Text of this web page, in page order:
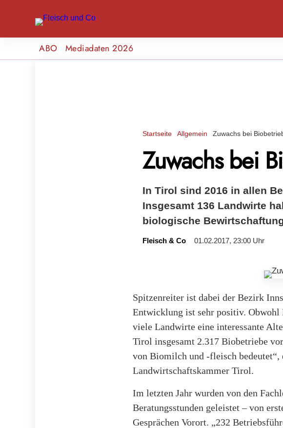
ABO Mediadaten 2026
Startseite Allgemein Zuwachs bei
Zuwachs bei
In Tirol sind 2016 in allen
Insgesamt 136 Landwirte
biologische
Fleisch & Co 01.02.2017, 23:00 Uhr
Spitzenreiter ist dabei der Bezirk
Entwicklung ist sehr positiv.
viele Landwirte eine interessante
Tirol insgesamt 2.317 Biobetriebe
von Biomilch und -fleisch bedeutet“,
Landwirtschaftskammer Tirol.
Im letzten Jahr wurden von den
Beratungsstunden geleistet – von
Gesprächen Vorort. „232